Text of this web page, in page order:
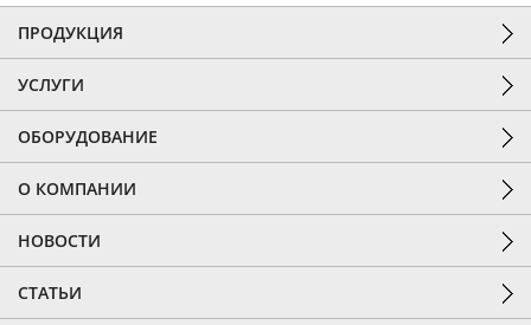
ПРОДУКЦИЯ
УСЛУГИ
ОБОРУДОВАНИЕ
О КОМПАНИИ
НОВОСТИ
СТАТЬИ